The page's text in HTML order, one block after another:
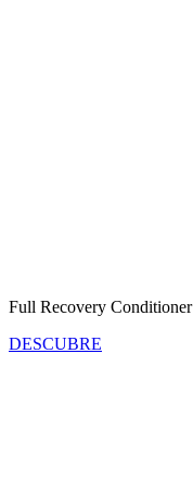
Full Recovery Conditioner
DESCUBRE